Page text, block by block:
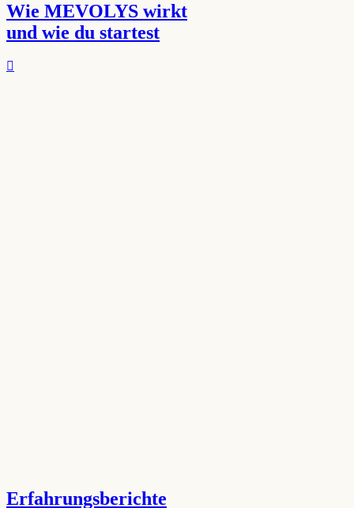
Wie MEVOLYS wirkt
und wie du startest
Erfahrungsberichte